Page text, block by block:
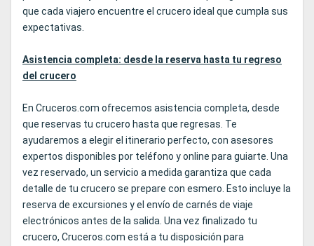
que cada viajero encuentre el crucero ideal que cumpla sus
expectativas.
Asistencia completa: desde la reserva hasta tu regreso
del crucero
En Cruceros.com ofrecemos asistencia completa, desde
que reservas tu crucero hasta que regresas. Te
ayudaremos a elegir el itinerario perfecto, con asesores
expertos disponibles por teléfono y online para guiarte. Una
vez reservado, un servicio a medida garantiza que cada
detalle de tu crucero se prepare con esmero. Esto incluye la
reserva de excursiones y el envío de carnés de viaje
electrónicos antes de la salida. Una vez finalizado tu
crucero, Cruceros.com está a tu disposición para